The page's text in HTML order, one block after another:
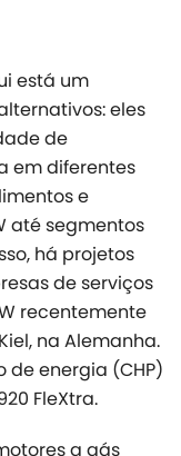
está um
eles
de
em diferentes
e
até segmentos
há projetos
de serviços
recentemente
na Alemanha.
de energia (CHP)
FleXtra.
a gás